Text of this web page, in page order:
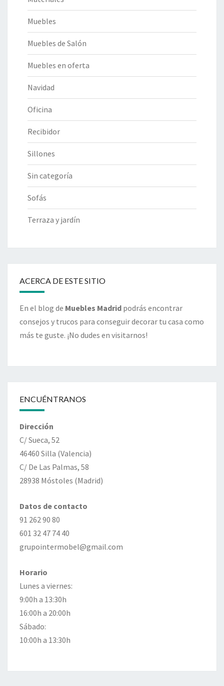
Muebles
Muebles de Salón
Muebles en oferta
Navidad
Oficina
Recibidor
Sillones
Sin categoría
Sofás
Terraza y jardín
ACERCA DE ESTE SITIO
En el blog de Muebles Madrid podrás encontrar
consejos y trucos para conseguir decorar tu casa como
más te guste. ¡No dudes en visitarnos!
ENCUÉNTRANOS
Dirección
C/ Sueca, 52
46460 Silla (Valencia)
C/ De Las Palmas, 58
28938 Móstoles (Madrid)
Datos de contacto
91 262 90 80
601 32 47 74 40
grupointermobel@gmail.com
Horario
Lunes a viernes:
9:00h a 13:30h
16:00h a 20:00h
Sábado:
10:00h a 13:30h